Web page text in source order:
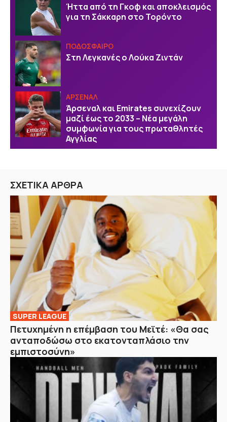
Ήττα από τη Γκοφ και αποκλεισμός
για τη Σάκκαρη στο Τορόντο
ΠΟΔΟΣΦΑΙΡΟ
Στη Λεγκανές ο Λούκα Ζιντάν
ΑΡΣΕΝΑΛ
Άρσεναλ και Emirates συνεχίζουν
μαζί έως το 2033 – Νέα μεγάλη
συμφωνία για τους πρωταθλητές
Αγγλίας
ΣΧΕΤΙΚΑ ΑΡΘΡΑ
SUPER LEAGUE
Πετυχημένη η επέμβαση του Μεϊτέ: «Θα σας
ανταποδώσω στο εκατονταπλάσιο την
εμπιστοσύνη»